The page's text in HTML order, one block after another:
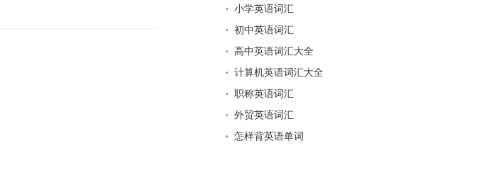
小学英语词汇
初中英语词汇
高中英语词汇大全
计算机英语词汇大全
职称英语词汇
外贸英语词汇
怎样背英语单词